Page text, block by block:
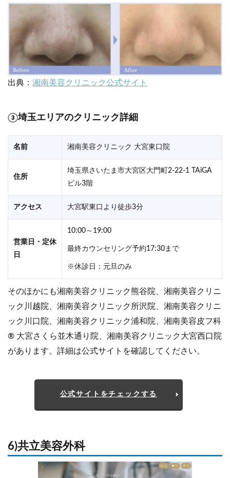
出典： 湘南美容クリニック公式サイト
③埼玉エリアのクリニック詳細
名前 湘南美容クリニック 大宮東口院
住所
埼玉県さいたま市大宮区大門町2-22-1 TAiGA
ビル3階
アクセス 大宮駅東口より徒歩3分
営業日・定休
日
10:00～19:00
最終カウンセリング予約17:30まで
※休診日：元旦のみ
そのほかにも湘南美容クリニック熊谷院、湘南美容クリニ
ック川越院、湘南美容クリニック所沢院、湘南美容クリニ
ック川口院、湘南美容クリニック浦和院、湘南美容皮フ科
® 大宮さくら並木通り院、湘南美容クリニック大宮西口院
があります。詳細は公式サイトを確認してください。
公式サイトをチェックする
6)共立美容外科